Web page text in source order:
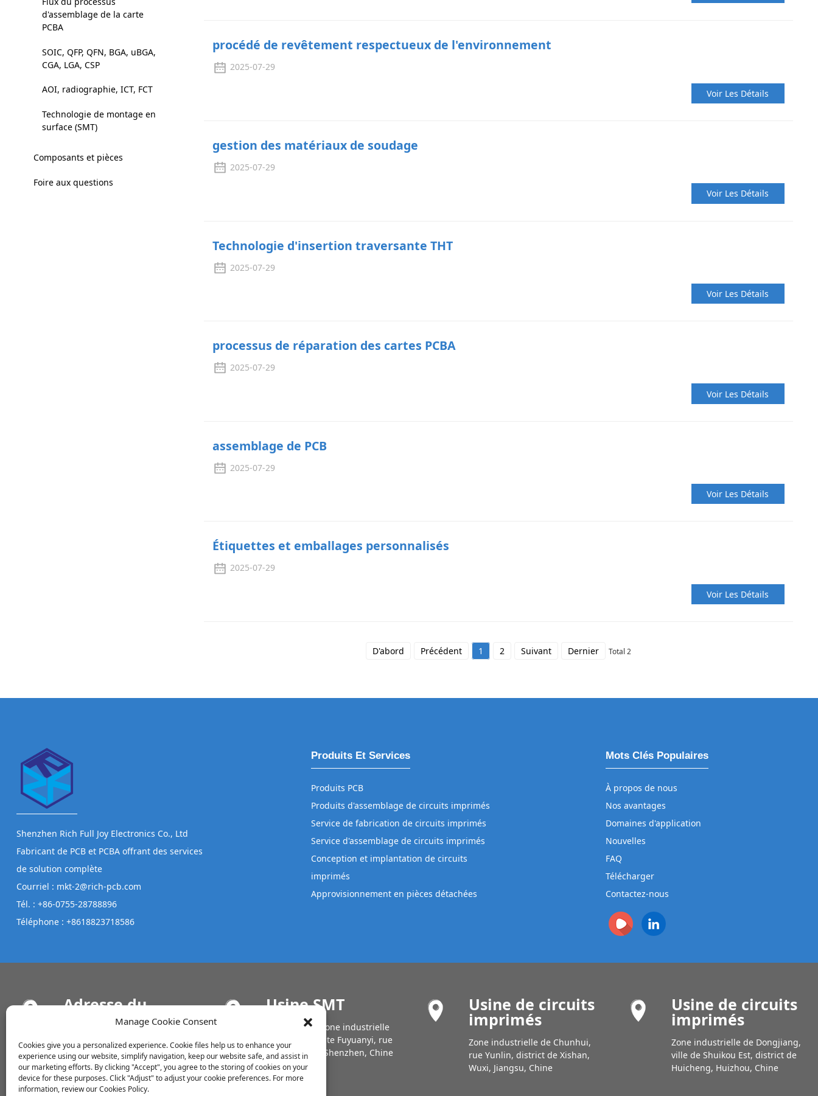
d'assemblage de la carte
PCBA
SOIC, QFP, QFN, BGA, uBGA,
CGA, LGA, CSP
AOI, radiographie, ICT, FCT
Technologie de montage en
surface (SMT)
Composants et pièces
Foire aux questions
procédé de revêtement respectueux de l'environnement
2025-07-29
Voir Les Détails
gestion des matériaux de soudage
2025-07-29
Voir Les Détails
Technologie d'insertion traversante THT
2025-07-29
Voir Les Détails
processus de réparation des cartes PCBA
2025-07-29
Voir Les Détails
assemblage de PCB
2025-07-29
Voir Les Détails
Étiquettes et emballages personnalisés
2025-07-29
Voir Les Détails
D'abord Précédent 1 2 Suivant Dernier Total 2
Shenzhen Rich Full Joy Electronics Co., Ltd
Fabricant de PCB et PCBA offrant des services
de solution complète
Courriel : mkt-2@rich-pcb.com
Tél. : +86-0755-28788896
Téléphone : +8618823718586
Produits Et Services
Produits PCB
Produits d'assemblage de circuits imprimés
Service de fabrication de circuits imprimés
Service d'assemblage de circuits imprimés
Conception et implantation de circuits
imprimés
Approvisionnement en pièces détachées
Mots Clés Populaires
À propos de nous
Nos avantages
Domaines d'application
Nouvelles
FAQ
Télécharger
Contactez-nous
Adresse du
bureau
9ème étage, bâtiment
Zhongyangxigu, 139, Binhe
Road, district de Futian,
Shenzhen, Chine
Usine SMT
Bâtiment A6, zone industrielle
de Tianrui, route Fuyuanyi, rue
Fuhai, Baoan, Shenzhen, Chine
Usine de circuits
imprimés
Zone industrielle de Chunhui,
rue Yunlin, district de Xishan,
Wuxi, Jiangsu, Chine
Usine de circuits
imprimés
Zone industrielle de Dongjiang,
ville de Shuikou Est, district de
Huicheng, Huizhou, Chine
Manage Cookie Consent
Cookies give you a personalized experience. Cookie files help us to enhance your
experience using our website, simplify navigation, keep our website safe, and assist in
our marketing efforts. By clicking "Accept", you agree to the storing of cookies on your
device for these purposes. Click "Adjust" to adjust your cookie preferences. For more
information, review our Cookies Policy.